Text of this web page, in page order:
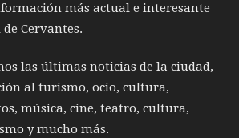
más actual e interesante
Cervantes.
las últimas noticias de la ciudad,
al turismo, ocio, cultura,
música, cine, teatro, cultura,
y mucho más.